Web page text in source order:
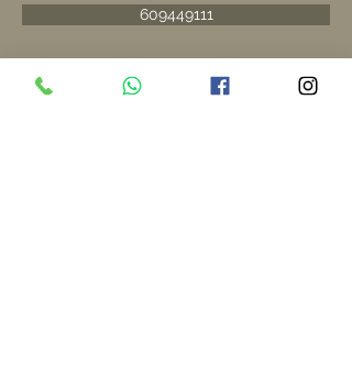
609449111
O pide tu cita on line